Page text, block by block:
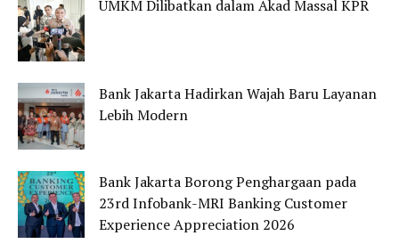
UMKM Dilibatkan dalam Akad Massal KPR
Bank Jakarta Hadirkan Wajah Baru Layanan
Lebih Modern
Bank Jakarta Borong Penghargaan pada
23rd Infobank-MRI Banking Customer
Experience Appreciation 2026